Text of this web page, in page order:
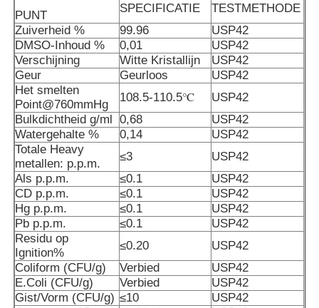
Thuis
Producten
Video's
Over ons
Fabriekstocht
PUNT
SPECIFICATIE
TESTMETHODE
Zuiverheid %
99.96
USP42
DMSO-Inhoud %
0,01
USP42
Verschijning
Witte Kristallijn
USP42
Geur
Geurloos
USP42
Het smelten
Point@760mmHg
108.5-110.5℃
USP42
Bulkdichtheid g/ml 0,68
USP42
Watergehalte %
0,14
USP42
Totale Heavy
metallen: p.p.m.
≤3
USP42
Als p.p.m.
≤0.1
USP42
CD p.p.m.
≤0.1
USP42
Hg p.p.m.
≤0.1
USP42
Pb p.p.m.
≤0.1
USP42
Residu op
Ignition%
≤0.20
USP42
Coliform (CFU/g)
Verbied
USP42
E.Coli (CFU/g)
Verbied
USP42
Gist/Vorm (CFU/g) ≤10
USP42